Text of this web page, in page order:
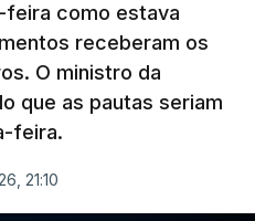
como estava
receberam os
O ministro da
que as pautas seriam
feira.
21:10